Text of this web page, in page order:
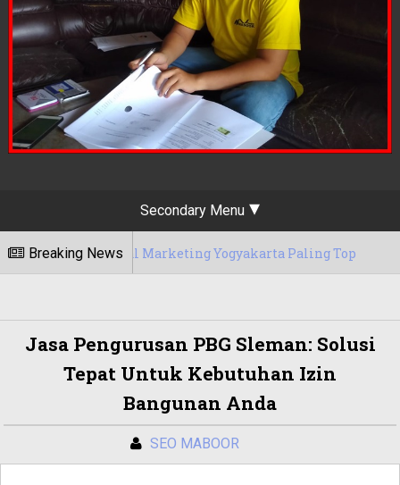
Secondary Menu
Breaking News
Jasa Digital Marketing Yogyakarta Paling Top
Jasa Pengurusan PBG Sleman: Solusi
Tepat Untuk Kebutuhan Izin
Bangunan Anda
SEO MABOOR